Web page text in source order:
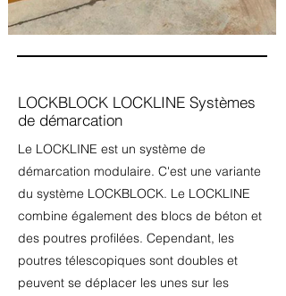
LOCKBLOCK LOCKLINE Systèmes
de démarcation
Le LOCKLINE est un système de
démarcation modulaire. C'est une variante
du système LOCKBLOCK. Le LOCKLINE
combine également des blocs de béton et
des poutres profilées. Cependant, les
poutres télescopiques sont doubles et
peuvent se déplacer les unes sur les